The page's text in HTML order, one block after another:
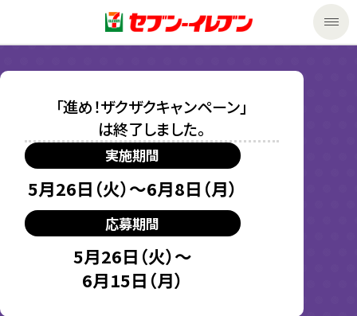
商品のご案内トップ
今週の新商品
来週の新商品
セブンプレミアム
セール・キャンペーン
サービス
マルチコピー機でできること
企業情報トップ
ニュースリリース
私たちの取組み
サステナビリティ
「進め！ザクザクキャンペーン」
は終了しました。
実施期間
5月26日（火）～6月8日（月）
応募期間
5月26日（火）～
6月15日（月）